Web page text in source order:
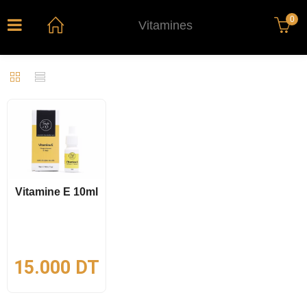
Vitamines 0
Vitamine E 10ml
15.000 DT